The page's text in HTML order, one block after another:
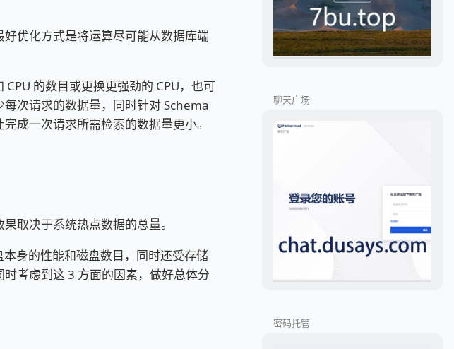
优化方式是将运算尽可能从数据库端
的数目或更换更强劲的 CPU，也可
次请求的数据量，同时针对 Schema
成一次请求所需检索的数据量更小。
取决于系统热点数据的总量。
身的性能和磁盘数目，同时还受存储
考虑到这 3 方面的因素，做好总体分
聊天广场
密码托管